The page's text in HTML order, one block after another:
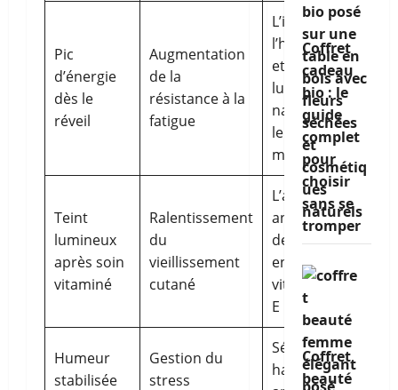
Pic
d’énergie
dès le
réveil
Augmentation
de la
résistance à la
fatigue
L’influence de
l’hydratation
et de la
lumière
naturelle sur
le
métabolisme
Teint
lumineux
après soin
vitaminé
Ralentissement
du
vieillissement
cutané
L’action
antioxydante
des produits
enrichis en
vitamines C et
E
Humeur
stabilisée
Gestion du
stress
Sérotonine en
hausse et
Coffret
cadeau
bio : le
guide
complet
pour
choisir
sans se
tromper
Coffret
beauté